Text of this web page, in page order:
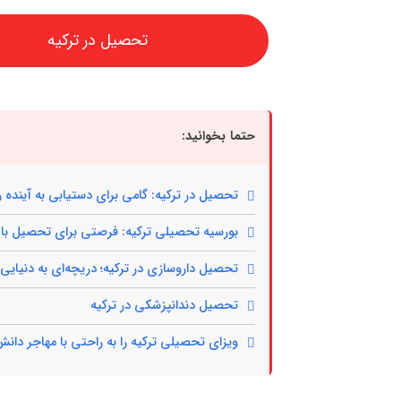
تحصیل در ترکیه
حتما بخوانید:
تحصیل در ترکیه: گامی برای دستیابی به
بورسیه تحصیلی ترکیه: فرصتی برای تحصیل با
تحصیل داروسازی در ترکیه؛ دریچه‌ای به
تحصیل دندانپزشکی در ترکیه
ویزای تحصیلی ترکیه را به راحتی با مهاجر